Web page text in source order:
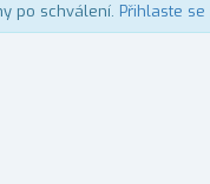
po schválení. Přihlaste se